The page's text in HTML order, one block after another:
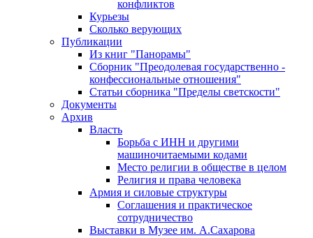
конфликтов
Курьезы
Сколько верующих
Публикации
Из книг "Панорамы"
Сборник "Преодолевая государственно -
конфессиональные отношения"
Статьи сборника "Пределы светскости"
Документы
Архив
Власть
Борьба с ИНН и другими
машиночитаемыми кодами
Место религии в обществе в целом
Религия и права человека
Армия и силовые структуры
Соглашения и практическое
сотрудничество
Выставки в Музее им. А.Сахарова